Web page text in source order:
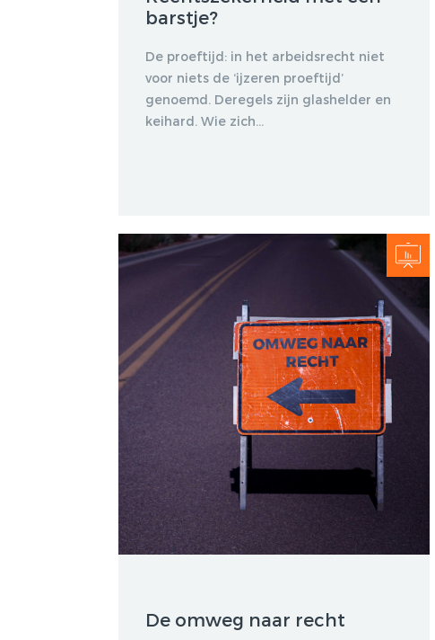
barstje?
De proeftijd: in het arbeidsrecht niet
voor niets de ‘ijzeren proeftijd’
genoemd. Deregels zijn glashelder en
keihard. Wie zich...
De omweg naar recht